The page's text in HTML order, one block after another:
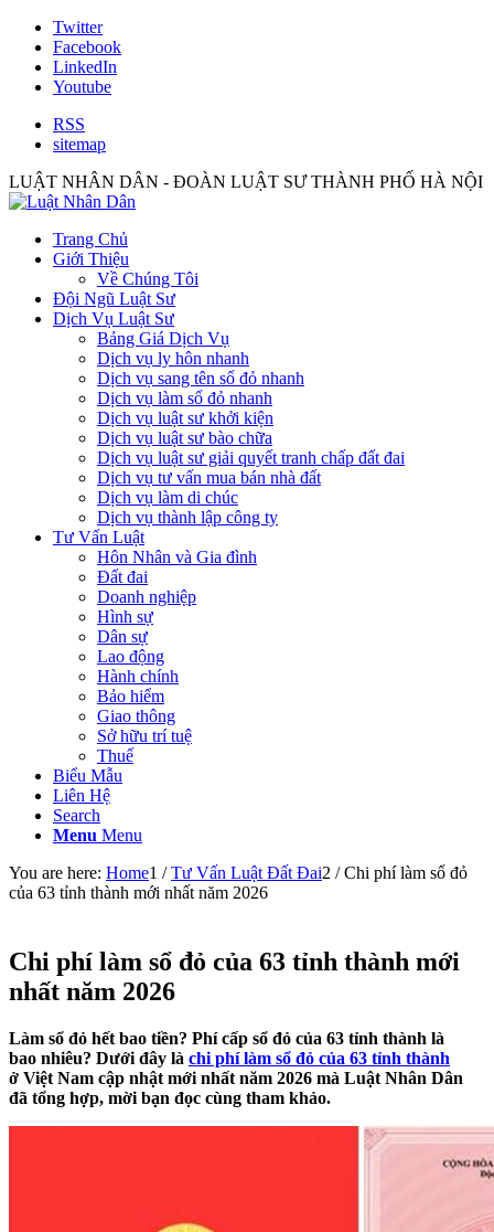
Twitter
Facebook
LinkedIn
Youtube
RSS
sitemap
LUẬT NHÂN DÂN - ĐOÀN LUẬT SƯ THÀNH PHỐ HÀ NỘI
Trang Chủ
Giới Thiệu
Về Chúng Tôi
Đội Ngũ Luật Sư
Dịch Vụ Luật Sư
Bảng Giá Dịch Vụ
Dịch vụ ly hôn nhanh
Dịch vụ sang tên sổ đỏ nhanh
Dịch vụ làm sổ đỏ nhanh
Dịch vụ luật sư khởi kiện
Dịch vụ luật sư bào chữa
Dịch vụ luật sư giải quyết tranh chấp đất đai
Dịch vụ tư vấn mua bán nhà đất
Dịch vụ làm di chúc
Dịch vụ thành lập công ty
Tư Vấn Luật
Hôn Nhân và Gia đình
Đất đai
Doanh nghiệp
Hình sự
Dân sự
Lao động
Hành chính
Bảo hiểm
Giao thông
Sở hữu trí tuệ
Thuế
Biểu Mẫu
Liên Hệ
Search
Menu Menu
You are here: Home1 / Tư Vấn Luật Đất Đai2 / Chi phí làm sổ đỏ
của 63 tỉnh thành mới nhất năm 2026
Chi phí làm sổ đỏ của 63 tỉnh thành mới
nhất năm 2026
Làm sổ đỏ hết bao tiền? Phí cấp sổ đỏ của 63 tỉnh thành là
bao nhiêu? Dưới đây là chi phí làm sổ đỏ của 63 tỉnh thành
ở Việt Nam cập nhật mới nhất năm 2026 mà Luật Nhân Dân
đã tổng hợp, mời bạn đọc cùng tham khảo.